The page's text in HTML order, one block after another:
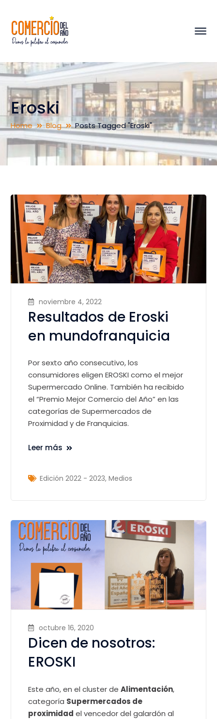
Eroski
Home Blog Posts Tagged "Eroski"
noviembre 4, 2022
Resultados de Eroski
en mundofranquicia
Por sexto año consecutivo, los
consumidores eligen EROSKI como el mejor
Supermercado Online. También ha recibido
el “Premio Mejor Comercio del Año” en las
categorías de Supermercados de
Proximidad y de Franquicias.
Leer más
Edición 2022 - 2023,Medios
octubre 16, 2020
Dicen de nosotros:
EROSKI
Este año, en el cluster deAlimentación,
categoría Supermercados de
proximidad el vencedor del galardón al